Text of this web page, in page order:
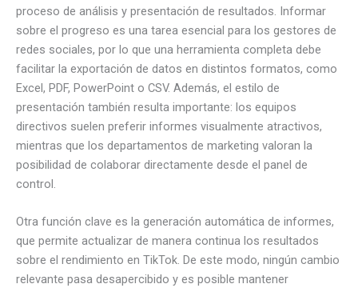
proceso de análisis y presentación de resultados. Informar
sobre el progreso es una tarea esencial para los gestores de
redes sociales, por lo que una herramienta completa debe
facilitar la exportación de datos en distintos formatos, como
Excel, PDF, PowerPoint o CSV. Además, el estilo de
presentación también resulta importante: los equipos
directivos suelen preferir informes visualmente atractivos,
mientras que los departamentos de marketing valoran la
posibilidad de colaborar directamente desde el panel de
control.
Otra función clave es la generación automática de informes,
que permite actualizar de manera continua los resultados
sobre el rendimiento en TikTok. De este modo, ningún cambio
relevante pasa desapercibido y es posible mantener